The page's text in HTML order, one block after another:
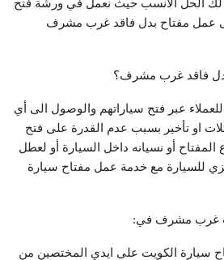
لك الحل الأنسب حيث نعمل في ورشة فتح
مفتاح بدل فاقد غرب مشرف
فاقد غرب مشرف؟
عبر فتح سياراتهم والوصول الى أي
او تأخير بسبب عدم القدرة على فتح
المفتاح أو نسيانه داخل السيارة أو لعطل
للسيارة مع خدمة عمل مفتاح سيارة
غرب مشرف في:
سيارة الكويت على ايدي المختصين من